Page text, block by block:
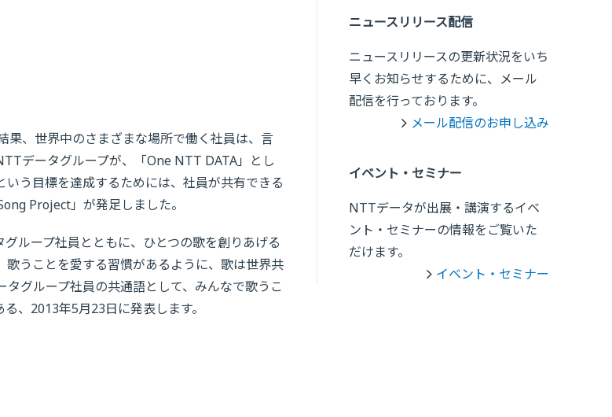
、世界中のさまざまな場所で働く社員は、言
データグループが、「One NTT DATA」とし
う目標を達成するためには、社員が共有できる
Project」が発足しました。
ループ社員とともに、ひとつの歌を創りあげる
うことを愛する習慣があるように、歌は世界共
グループ社員の共通語として、みんなで歌うこ
、2013年5月23日に発表します。
ニュースリリース配信
ニュースリリースの更新状況をいち
早くお知らせするために、メール
配信を行っております。
メール配信のお申し込み
イベント・セミナー
NTTデータが出展・講演するイベ
ント・セミナーの情報をご覧いた
だけます。
イベント・セミナー